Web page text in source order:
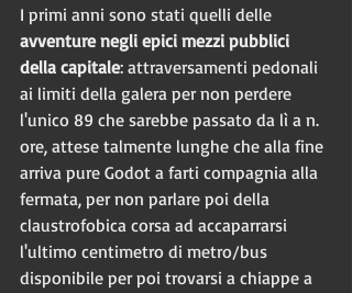
I primi anni sono stati quelli delle
avventure negli epici mezzi pubblici
della capitale: attraversamenti pedonali
ai limiti della galera per non perdere
l'unico 89 che sarebbe passato da lì a n.
ore, attese talmente lunghe che alla fine
arriva pure Godot a farti compagnia alla
fermata, per non parlare poi della
claustrofobica corsa ad accaparrarsi
l'ultimo centimetro di metro/bus
disponibile per poi trovarsi a chiappe a